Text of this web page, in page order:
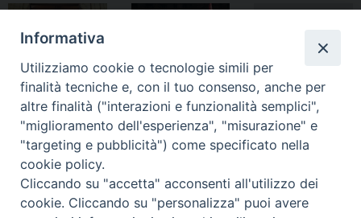
Apertura Anno
Mariae in Diocesi
Tutte le gallery
CONTATTI:
LUCERA: Piazza Duomo, 13 - 71036 Lucera (FG) − tel.
0881/520882 - e-mail: info@diocesiluceratroia.it
Segreteria del
Vescovo: tel/fax 0881/522244 - e-mail:
Informativa
Utilizziamo cookie o tecnologie simili per
finalità tecniche e, con il tuo consenso, anche per
altre finalità ("interazioni e funzionalità semplici",
"miglioramento dell'esperienza", "misurazione" e
"targeting e pubblicità") come specificato nella
cookie policy.
Cliccando su "accetta" acconsenti all'utilizzo dei
cookie. Cliccando su "personalizza" puoi avere